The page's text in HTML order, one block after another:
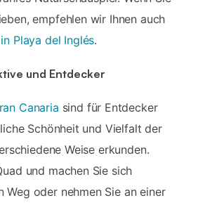
empfehlen wir Ihnen auch
Playa del Inglés.
und Entdecker
Canaria sind für Entdecker
Schönheit und Vielfalt der
Weise erkunden.
und machen Sie sich
Weg oder nehmen Sie an einer